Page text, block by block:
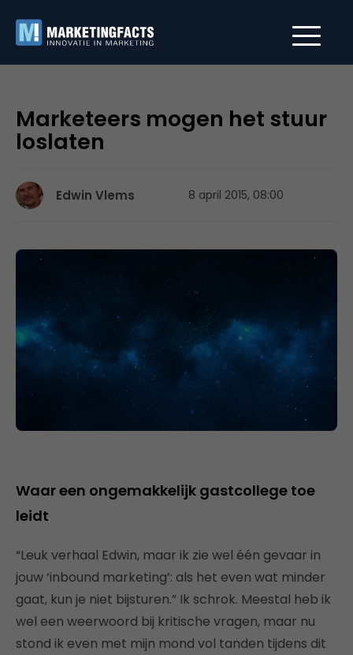
Marketeers mogen het stuur
loslaten
Edwin Vlems 8 april 2015, 08:00
Waar een ongemakkelijk gastcollege toe
leidt
“Leuk verhaal Edwin, maar ik zie wel één gevaar in
jouw ‘inbound marketing’: als het even wat minder
gaat, kun je niet bijsturen.” Ik schrok. Meestal heb ik
wel een weerwoord bij kritische vragen, maar nu
stond ik even met mijn mond vol tanden tijdens dit